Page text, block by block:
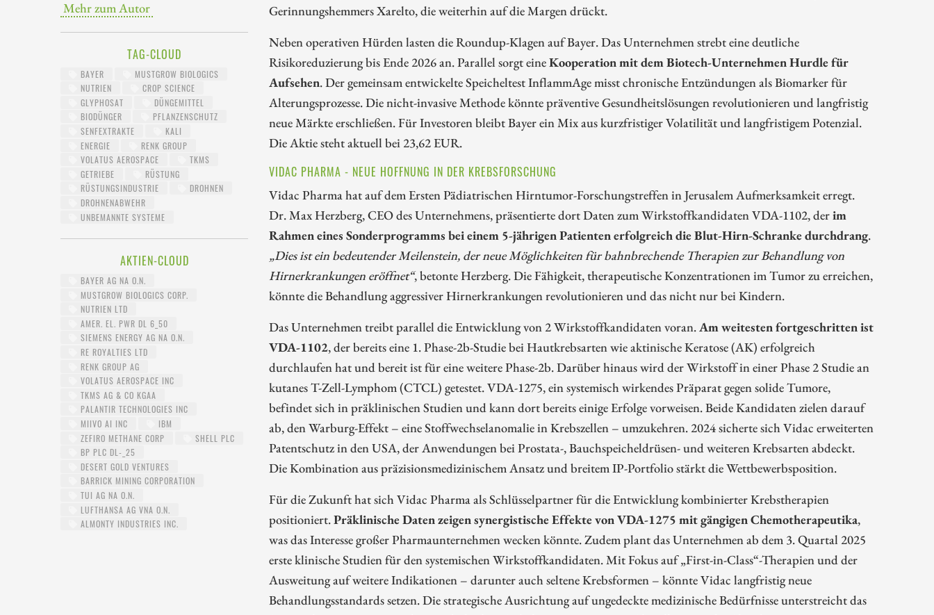
Mehr zum Autor
TAG-CLOUD
BAYER
MUSTGROW BIOLOGICS
NUTRIEN
CROP SCIENCE
GLYPHOSAT
DÜNGEMITTEL
BIODÜNGER
PFLANZENSCHUTZ
SENFEXTRAKTE
KALI
ENERGIE
RENK GROUP
VOLATUS AEROSPACE
TKMS
GETRIEBE
RÜSTUNG
RÜSTUNGSINDUSTRIE
DROHNEN
DROHNENABWEHR
UNBEMANNTE SYSTEME
AKTIEN-CLOUD
BAYER AG NA O.N.
MUSTGROW BIOLOGICS CORP.
NUTRIEN LTD
AMER. EL. PWR DL 6_50
SIEMENS ENERGY AG NA O.N.
RE ROYALTIES LTD
RENK GROUP AG
VOLATUS AEROSPACE INC
TKMS AG & CO KGAA
PALANTIR TECHNOLOGIES INC
MIIVO AI INC
IBM
ZEFIRO METHANE CORP
SHELL PLC
BP PLC DL-_25
DESERT GOLD VENTURES
BARRICK MINING CORPORATION
TUI AG NA O.N.
LUFTHANSA AG VNA O.N.
ALMONTY INDUSTRIES INC.
Gerinnungshemmers Xarelto, die weiterhin auf die Margen drückt.
Neben operativen Hürden lasten die Roundup-Klagen auf Bayer. Das Unternehmen strebt eine deutliche
Risikoreduzierung bis Ende 2026 an. Parallel sorgt eineKooperation mit dem Biotech-Unternehmen Hurdle für
Aufsehen. Der gemeinsam entwickelte Speicheltest InflammAge misst chronische Entzündungen als Biomarker für
Alterungsprozesse. Die nicht-invasive Methode könnte präventive Gesundheitslösungen revolutionieren und langfristig
neue Märkte erschließen. Für Investoren bleibt Bayer ein Mix aus kurzfristiger Volatilität und langfristigem Potenzial.
Die Aktie steht aktuell bei 23,62 EUR.
VIDAC PHARMA - NEUE HOFFNUNG IN DER KREBSFORSCHUNG
Vidac Pharma hat auf dem Ersten Pädiatrischen Hirntumor-Forschungstreffen in Jerusalem Aufmerksamkeit erregt.
Dr. Max Herzberg, CEO des Unternehmens, präsentierte dort Daten zum Wirkstoffkandidaten VDA-1102, derim
Rahmen eines Sonderprogramms bei einem 5-jährigen Patienten erfolgreich die Blut-Hirn-Schranke durchdrang.
„Dies ist ein bedeutender Meilenstein, der neue Möglichkeiten für bahnbrechende Therapien zur Behandlung von
Hirnerkrankungen eröffnet“, betonte Herzberg. Die Fähigkeit, therapeutische Konzentrationen im Tumor zu erreichen,
könnte die Behandlung aggressiver Hirnerkrankungen revolutionieren und das nicht nur bei Kindern.
Das Unternehmen treibt parallel die Entwicklung von 2 Wirkstoffkandidaten voran. Am weitesten fortgeschritten ist
VDA-1102, der bereits eine 1. Phase-2b-Studie bei Hautkrebsarten wie aktinische Keratose (AK) erfolgreich
durchlaufen hat und bereit ist für eine weitere Phase-2b. Darüber hinaus wird der Wirkstoff in einer Phase 2 Studie an
kutanes T-Zell-Lymphom (CTCL) getestet. VDA-1275, ein systemisch wirkendes Präparat gegen solide Tumore,
befindet sich in präklinischen Studien und kann dort bereits einige Erfolge vorweisen. Beide Kandidaten zielen darauf
ab, den Warburg-Effekt – eine Stoffwechselanomalie in Krebszellen – umzukehren. 2024 sicherte sich Vidac erweiterten
Patentschutz in den USA, der Anwendungen bei Prostata-, Bauchspeicheldrüsen- und weiteren Krebsarten abdeckt.
Die Kombination aus präzisionsmedizinischem Ansatz und breitem IP-Portfolio stärkt die Wettbewerbsposition.
Für die Zukunft hat sich Vidac Pharma als Schlüsselpartner für die Entwicklung kombinierter Krebstherapien
positioniert.Präklinische Daten zeigen synergistische Effekte von VDA-1275 mit gängigen Chemotherapeutika,
was das Interesse großer Pharmaunternehmen wecken könnte. Zudem plant das Unternehmen ab dem 3. Quartal 2025
erste klinische Studien für den systemischen Wirkstoffkandidaten. Mit Fokus auf „First-in-Class“-Therapien und der
Ausweitung auf weitere Indikationen – darunter auch seltene Krebsformen – könnte Vidac langfristig neue
Behandlungsstandards setzen. Die strategische Ausrichtung auf ungedeckte medizinische Bedürfnisse unterstreicht das